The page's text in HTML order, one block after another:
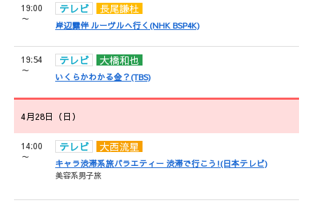
19:00
～
テレビ 長尾謙杜
岸辺露伴 ルーヴルへ行く(NHK BSP4K)
19:54
～
テレビ 大橋和也
いくらかわかる金？(TBS)
4月28日（日）
14:00
～
テレビ 大西流星
キャラ渋滞系旅バラエティー 渋滞で行こう!(日本テレビ)
美容系男子旅